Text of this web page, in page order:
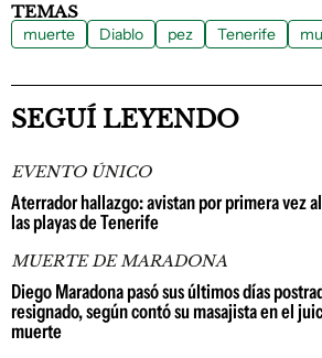
TEMAS
muerte Diablo pez Tenerife
SEGUÍ LEYENDO
EVENTO ÚNICO
Aterrador hallazgo: avistan por primera vez
las playas de Tenerife
MUERTE DE MARADONA
Diego Maradona pasó sus últimos días
resignado, según contó su masajista en el
muerte